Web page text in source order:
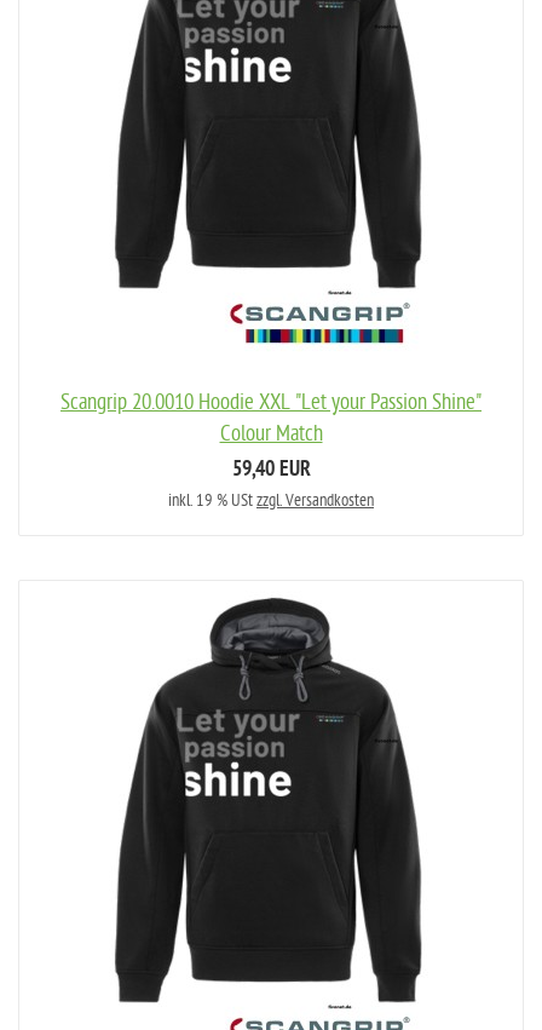
Scangrip 20.0010 Hoodie XXL "Let your Passion Shine"
Colour Match
59,40 EUR
inkl. 19 % UStzzgl. Versandkosten